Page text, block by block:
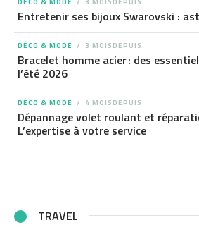
Entretenir ses bijoux Swarovski :
DÉCO & MODE 3 MOISDEPUIS
Bracelet homme acier : des
l’été 2026
DÉCO & MODE 4 MOISDEPUIS
Dépannage volet roulant et
L’expertise à votre service
TRAVEL